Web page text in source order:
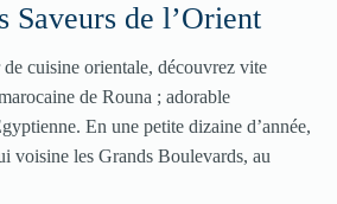
Saveurs de l’Orient
de cuisine orientale, découvrez vite
de Rouna ; adorable
En une petite dizaine d’année,
voisine les Grands Boulevards, au